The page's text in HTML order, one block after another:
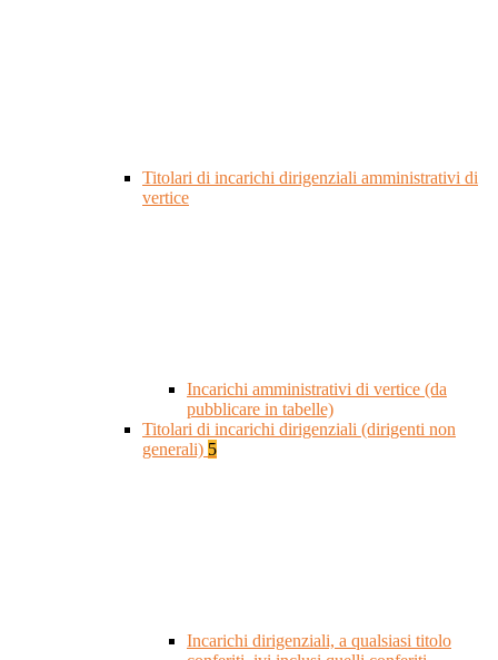
Titolari di incarichi dirigenziali amministrativi di
vertice
Incarichi amministrativi di vertice (da
pubblicare in tabelle)
Titolari di incarichi dirigenziali (dirigenti non
generali) 5
Incarichi dirigenziali, a qualsiasi titolo